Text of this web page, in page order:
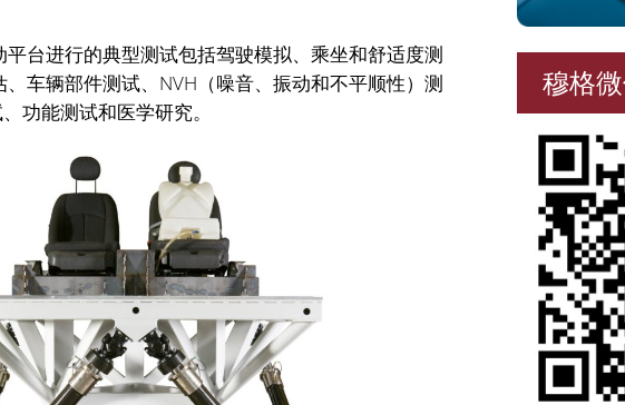
台进行的典型测试包括驾驶模拟、乘坐和舒适度测
车辆部件测试、NVH（噪音、振动和不平顺性）测
功能测试和医学研究。
穆格